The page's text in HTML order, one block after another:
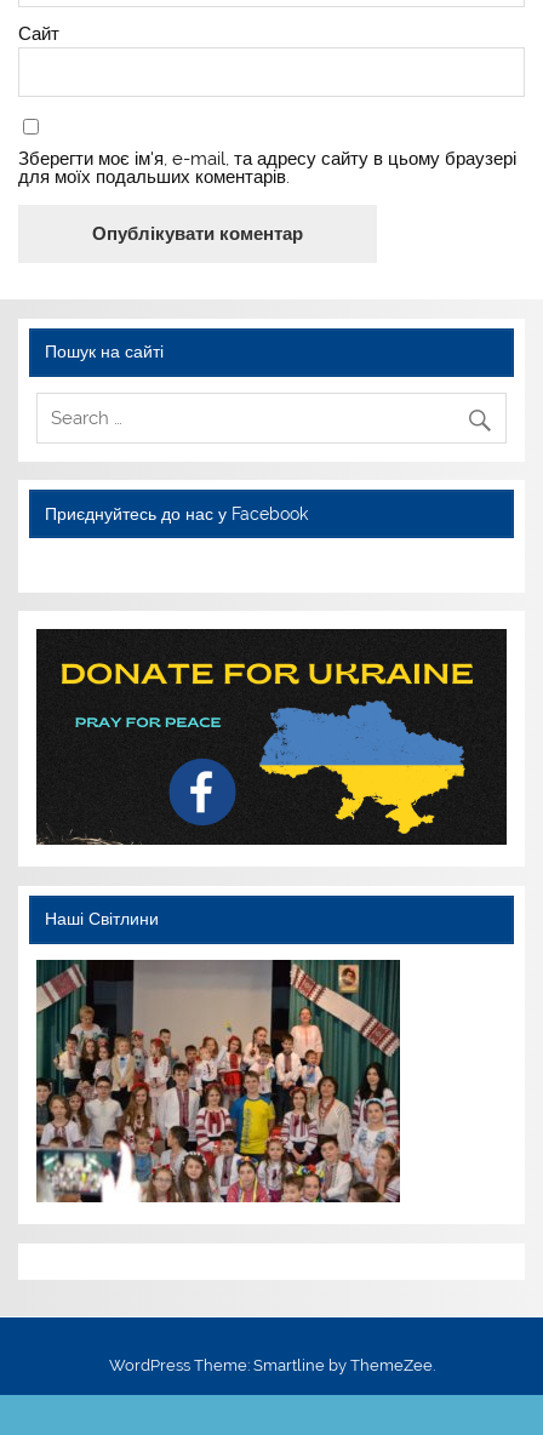
Сайт
Зберегти моє ім'я, e-mail, та адресу сайту в цьому браузері
для моїх подальших коментарів.
Пошук на сайті
Приєднуйтесь до нас у Facebook
WordPress YouTube
Наші Світлини
WordPress Theme: Smartline by ThemeZee.